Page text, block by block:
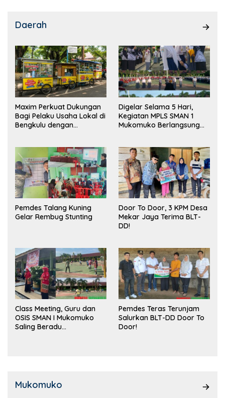
Daerah
Maxim Perkuat Dukungan
Bagi Pelaku Usaha Lokal di
Bengkulu dengan
Pasar
Digelar Selama 5 Hari,
Kegiatan MPLS SMAN 1
Mukomuko Berlangsung
Pemdes Talang Kuning
Gelar Rembug Stunting
Door To Door, 3 KPM Desa
Mekar Jaya Terima BLT-
DD!
Class Meeting, Guru dan
OSIS SMAN I Mukomuko
Saling Beradu
Pemdes Teras Terunjam
Salurkan BLT-DD Door To
Door!
Mukomuko